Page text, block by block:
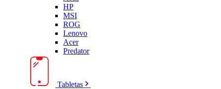
HP
MSI
ROG
Lenovo
Acer
Predator
Tabletas